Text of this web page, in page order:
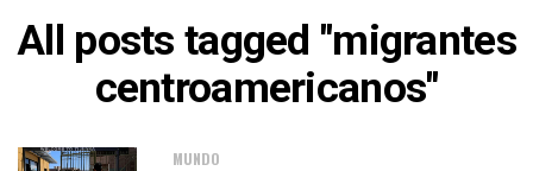
All posts tagged "migrantes
centroamericanos"
MUNDO